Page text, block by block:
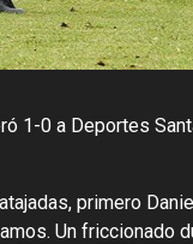
1-0 a Deportes
primero
Un friccionado